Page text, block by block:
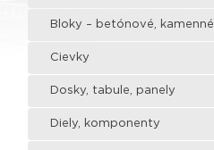
Bloky – betónové, kamenné
Cievky
Dosky, tabule, panely
Diely, komponenty